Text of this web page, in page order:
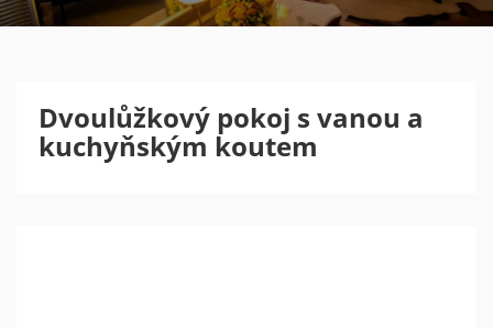
Dvoulůžkový pokoj s vanou a
kuchyňským koutem